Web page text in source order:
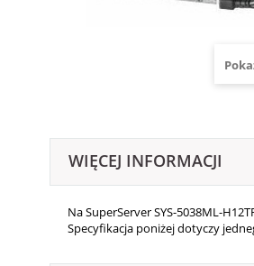
WIĘCEJ INFORMACJI
Na SuperServer SYS-5038ML-
Specyfikacja poniżej dotyczy